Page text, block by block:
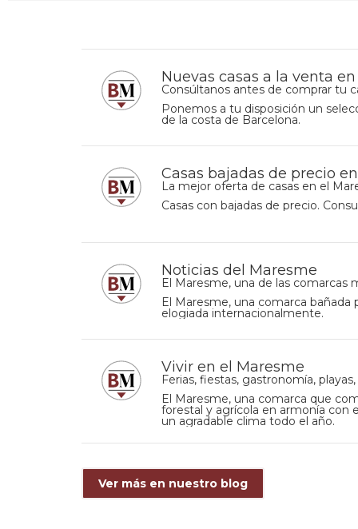
Nuevas casas a la venta
Consúltanos antes de comprar tu
Ponemos a tu disposición un
de la costa de Barcelona.
Casas bajadas de precio
La mejor oferta de casas en el
Casas con bajadas de precio.
Noticias del Maresme
El Maresme, una de las comarcas
El Maresme, una comarca
elogiada internacionalmente.
Vivir en el Maresme
Ferias, fiestas, gastronomía,
El Maresme, una comarca que
forestal y agrícola en armonía con
un agradable clima todo el año.
Ver más en nuestro blog